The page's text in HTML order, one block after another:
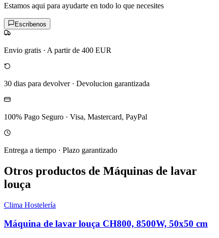
Estamos aqui para ayudarte en todo lo que necesites
Escribenos
Envio gratis · A partir de 400 EUR
30 dias para devolver· Devolucion garantizada
100% Pago Seguro · Visa, Mastercard, PayPal
Entrega a tiempo · Plazo garantizado
Otros productos de Máquinas de lavar
louça
Clima Hostelería
Máquina de lavar louça CH800, 8500W, 50x50 cm